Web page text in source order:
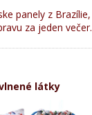
panely z
za jeden večer.
látky